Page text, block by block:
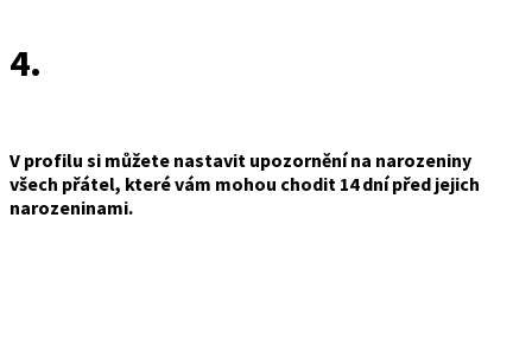
4.
V profilu si můžete nastavit upozornění na narozeniny
všech přátel, které vám mohou chodit 14 dní před jejich
narozeninami.